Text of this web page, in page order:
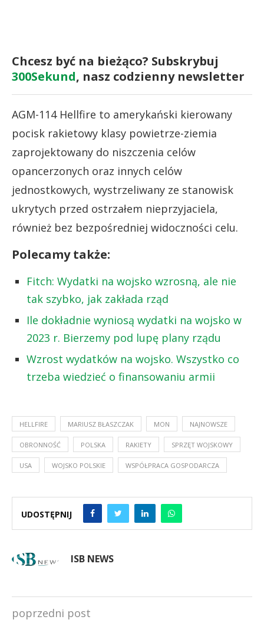
Chcesz być na bieżąco? Subskrybuj
300Sekund, nasz codzienny newsletter
AGM-114 Hellfire to amerykański kierowany
pocisk rakietowy klasy powietrze-ziemia
zaprojektowany do niszczenia celów
opancerzonych oraz innych celów
jednostkowych, wystrzeliwany ze stanowisk
ukrytych przed ostrzałem nieprzyjaciela,
również bez bezpośredniej widoczności celu.
Polecamy także:
Fitch: Wydatki na wojsko wzrosną, ale nie
tak szybko, jak zakłada rząd
Ile dokładnie wyniosą wydatki na wojsko w
2023 r. Bierzemy pod lupę plany rządu
Wzrost wydatków na wojsko. Wszystko co
trzeba wiedzieć o finansowaniu armii
HELLFIRE MARIUSZ BŁASZCZAK MON NAJNOWSZE
OBRONNOŚĆ POLSKA RAKIETY SPRZĘT WOJSKOWY
USA WOJSKO POLSKIE WSPÓŁPRACA GOSPODARCZA
UDOSTĘPNIJ
ISB NEWS
poprzedni post